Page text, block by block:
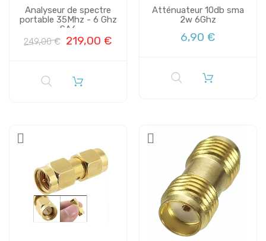
Analyseur de spectre
portable 35Mhz - 6 Ghz
SA6
249,00 € 219,00 €
Atténuateur 10db sma
2w 6Ghz
6,90 €